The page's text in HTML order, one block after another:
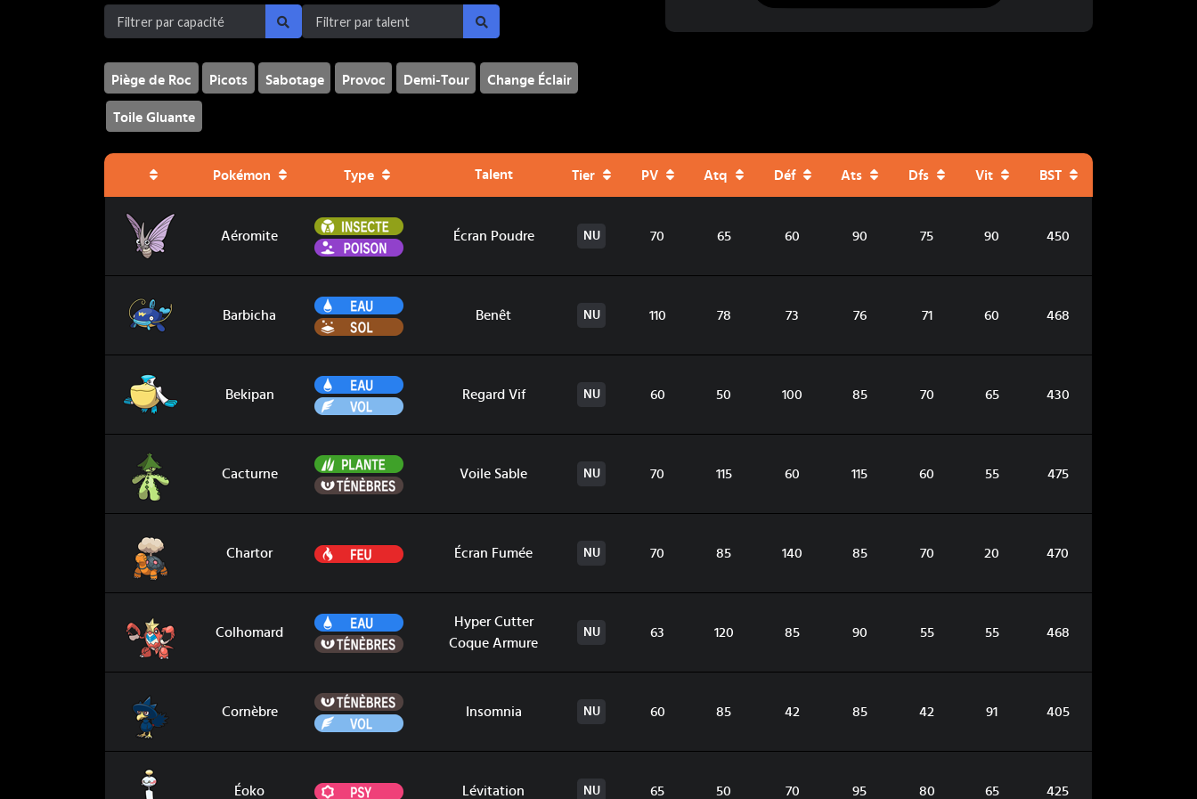
Piège de Roc Picots Sabotage Provoc Demi-Tour Change Éclair
Toile Gluante
Pokémon Type Talent Tier PV Atq Déf Ats Dfs Vit BST
Aéromite
Insecte
Poison
Écran Poudre NU 70 65 60 90 75 90 450
Barbicha
Eau
Sol
Benêt NU 110 78 73 76 71 60 468
Bekipan
Eau
Vol
Regard Vif NU 60 50 100 85 70 65 430
Cacturne
Plante
Ténèbres
Voile Sable NU 70 115 60 115 60 55 475
Chartor
Feu Écran Fumée NU 70 85 140 85 70 20 470
Colhomard
Eau
Ténèbres
Hyper Cutter
Coque Armure
NU 63 120 85 90 55 55 468
Cornèbre
Ténèbres
Vol
Insomnia NU 60 85 42 85 42 91 405
Éoko
Psy Lévitation NU 65 50 70 95 80 65 425